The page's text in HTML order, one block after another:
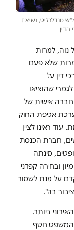
היועמ״ש מנדלבליט, נשיאת
הדין
למרות
שלא פעם
דין על
שהוציאו
אישית של
אכיפת החוק
ראינו לציין
חברת הכנסת
מינתה
מיון ובחירה קפדני
על מנת לשמור
בה".
ביותר.
המשפט חטף